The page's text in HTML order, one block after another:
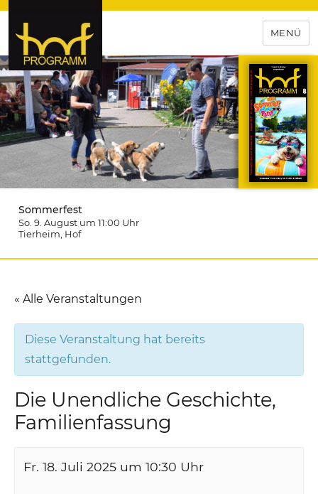
hof-programm – das
Veranstaltungsportal für
Hochfranken
MENÜ
Sommerfest
So. 9. August um 11:00 Uhr
Tierheim , Hof
« Alle Veranstaltungen
Diese Veranstaltung hat bereits
stattgefunden.
Die Unendliche Geschichte,
Familienfassung
Fr. 18. Juli 2025 um 10:30 Uhr